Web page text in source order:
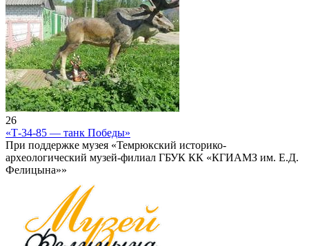
26
«Т-34-85 — танк Победы»
При поддержке музея «Темрюкский историко-
археологический музей-филиал ГБУК КК «КГИАМЗ им. Е.Д.
Фелицына»»